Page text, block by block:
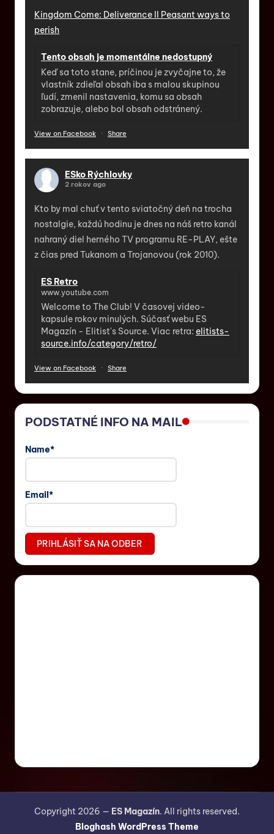
Kingdom Come: Deliverance II Peasant ways to
perish
Tento obsah je momentálne nedostupný
Keď sa toto stane, príčinou je zvyčajne to, že
vlastník zdieľal obsah iba s malou skupinou
ľudí, zmenil nastavenia, komu sa obsah
zobrazuje, alebo bol obsah odstránený.
View on Facebook · Share
ESko Rýchlovky
2 rokov ago
Kto by mal chuť v tento sviatočný deň na trocha
nostalgie, každú hodinu je dnes na náš retro kanál
nahraný diel herného TV programu RE-PLAY, ešte
z čias pred Tukanom a Trojanovou (rok 2010).
ES Retro
www.youtube.com
Welcome to The Club! V časovej video-
kapsule rokov minulých. Súčasť webu ES
Magazín - Elitist's Source. Viac retra: elitists-
source.info/category/retro/
View on Facebook · Share
PODSTATNÉ INFO NA MAIL
Name*
Email*
Copyright 2026 — ES Magazín. All rights reserved.
Bloghash WordPress Theme